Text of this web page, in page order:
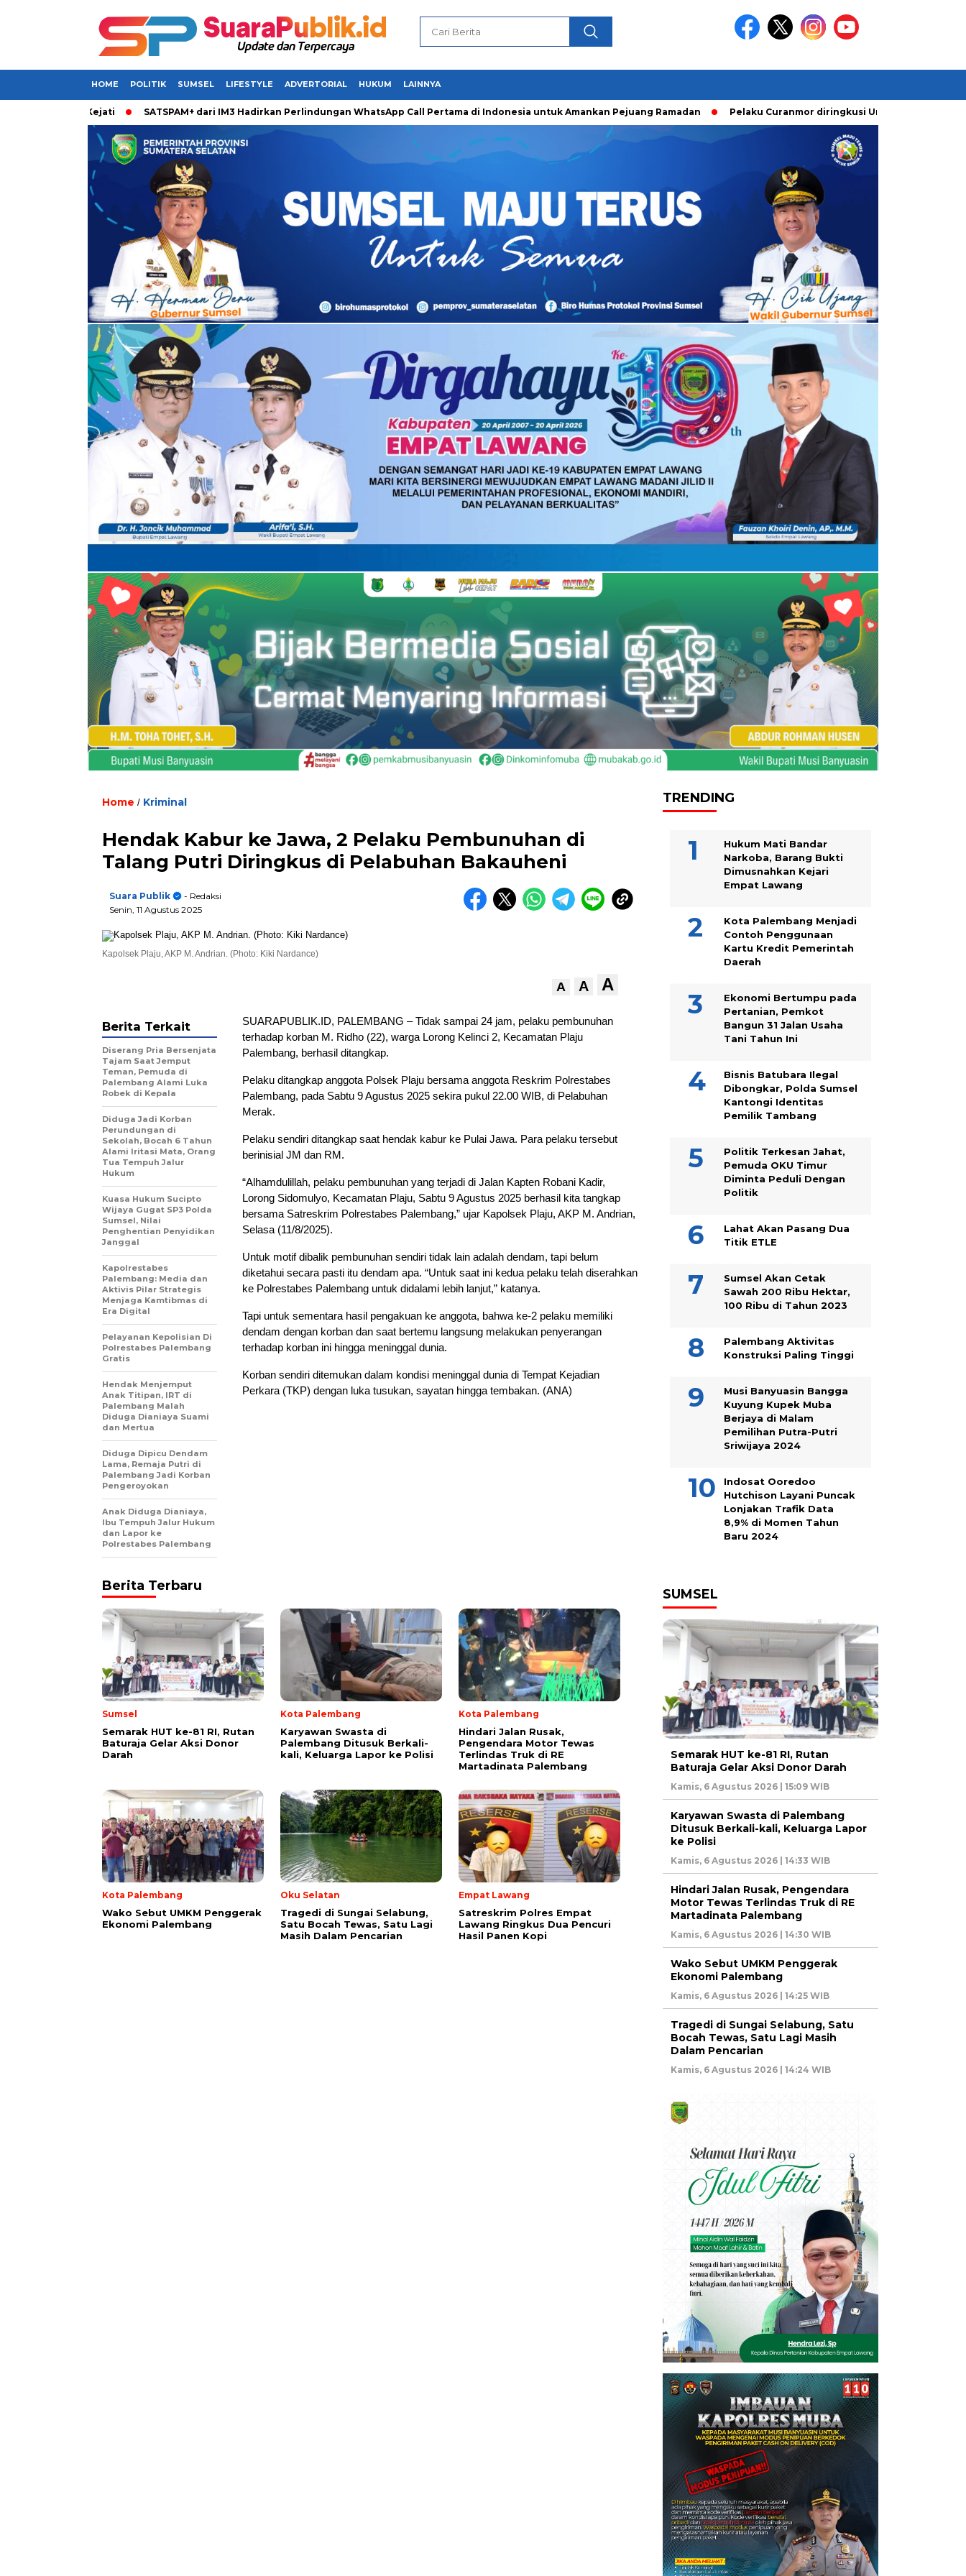
HOME POLITIK SUMSEL LIFESTYLE ADVERTORIAL HUKUM LAINNYA
SATSPAM+ dari IM3 Hadirkan Perlindungan WhatsApp Call Pertama di Indonesia untuk Amankan Pejuang Ramadan Pelaku Curanmor diringkusi Unit Ranmor Polrestabes
Home / Kriminal
Hendak Kabur ke Jawa, 2 Pelaku Pembunuhan di
Talang Putri Diringkus di Pelabuhan Bakauheni
Suara Publik
- Redaksi
Senin, 11 Agustus 2025
Kapolsek Plaju, AKP M. Andrian. (Photo: Kiki Nardance)
A A A
SUARAPUBLIK.ID, PALEMBANG – Tidak sampai 24 jam, pelaku pembunuhan
terhadap korban M. Ridho (22), warga Lorong Kelinci 2, Kecamatan Plaju
Palembang, berhasil ditangkap.
Pelaku ditangkap anggota Polsek Plaju bersama anggota Reskrim Polrestabes
Palembang, pada Sabtu 9 Agustus 2025 sekira pukul 22.00 WIB, di Pelabuhan
Merak.
Pelaku sendiri ditangkap saat hendak kabur ke Pulai Jawa. Para pelaku tersebut
berinisial JM dan RM.
“Alhamdulillah, pelaku pembunuhan yang terjadi di Jalan Kapten Robani Kadir,
Lorong Sidomulyo, Kecamatan Plaju, Sabtu 9 Agustus 2025 berhasil kita tangkap
bersama Satreskrim Polrestabes Palembang,” ujar Kapolsek Plaju, AKP M. Andrian,
Selasa (11/8/2025).
Untuk motif dibalik pembunuhan sendiri tidak lain adalah dendam, tapi belum
diketahui secara pasti itu dendam apa. “Untuk saat ini kedua pelaku telah diserahkan
ke Polrestabes Palembang untuk didalami lebih lanjut,” katanya.
Tapi untuk sementara hasil pengakuan ke anggota, bahwa ke-2 pelaku memiliki
dendam dengan korban dan saat bertemu langsung melakukan penyerangan
terhadap korban ini hingga meninggal dunia.
Korban sendiri ditemukan dalam kondisi meninggal dunia di Tempat Kejadian
Perkara (TKP) dengan luka tusukan, sayatan hingga tembakan. (ANA)
Berita Terkait
Diserang Pria Bersenjata
Tajam Saat Jemput
Teman, Pemuda di
Palembang Alami Luka
Robek di Kepala
Diduga Jadi Korban
Perundungan di
Sekolah, Bocah 6 Tahun
Alami Iritasi Mata, Orang
Tua Tempuh Jalur
Hukum
Kuasa Hukum Sucipto
Wijaya Gugat SP3 Polda
Sumsel, Nilai
Penghentian Penyidikan
Janggal
Kapolrestabes
Palembang: Media dan
Aktivis Pilar Strategis
Menjaga Kamtibmas di
Era Digital
Pelayanan Kepolisian Di
Polrestabes Palembang
Gratis
Hendak Menjemput
Anak Titipan, IRT di
Palembang Malah
Diduga Dianiaya Suami
dan Mertua
Diduga Dipicu Dendam
Lama, Remaja Putri di
Palembang Jadi Korban
Pengeroyokan
Anak Diduga Dianiaya,
Ibu Tempuh Jalur Hukum
dan Lapor ke
Polrestabes Palembang
Berita Terbaru
Sumsel
Semarak HUT ke-81 RI, Rutan
Baturaja Gelar Aksi Donor
Darah
Kota Palembang
Karyawan Swasta di
Palembang Ditusuk Berkali-
kali, Keluarga Lapor ke Polisi
Kota Palembang
Hindari Jalan Rusak,
Pengendara Motor Tewas
Terlindas Truk di RE
Martadinata Palembang
Kota Palembang
Wako Sebut UMKM Penggerak
Ekonomi Palembang
Oku Selatan
Tragedi di Sungai Selabung,
Satu Bocah Tewas, Satu Lagi
Masih Dalam Pencarian
Empat Lawang
Satreskrim Polres Empat
Lawang Ringkus Dua Pencuri
Hasil Panen Kopi
TRENDING
Hukum Mati Bandar
Narkoba, Barang Bukti
Dimusnahkan Kejari
Empat Lawang
Kota Palembang Menjadi
Contoh Penggunaan
Kartu Kredit Pemerintah
Daerah
Ekonomi Bertumpu pada
Pertanian, Pemkot
Bangun 31 Jalan Usaha
Tani Tahun Ini
Bisnis Batubara Ilegal
Dibongkar, Polda Sumsel
Kantongi Identitas
Pemilik Tambang
Politik Terkesan Jahat,
Pemuda OKU Timur
Diminta Peduli Dengan
Politik
Lahat Akan Pasang Dua
Titik ETLE
Sumsel Akan Cetak
Sawah 200 Ribu Hektar,
100 Ribu di Tahun 2023
Palembang Aktivitas
Konstruksi Paling Tinggi
Musi Banyuasin Bangga
Kuyung Kupek Muba
Berjaya di Malam
Pemilihan Putra-Putri
Sriwijaya 2024
Indosat Ooredoo
Hutchison Layani Puncak
Lonjakan Trafik Data
8,9% di Momen Tahun
Baru 2024
SUMSEL
Semarak HUT ke-81 RI, Rutan
Baturaja Gelar Aksi Donor Darah
Kamis, 6 Agustus 2026 | 15:09 WIB
Karyawan Swasta di Palembang
Ditusuk Berkali-kali, Keluarga Lapor
ke Polisi
Kamis, 6 Agustus 2026 | 14:33 WIB
Hindari Jalan Rusak, Pengendara
Motor Tewas Terlindas Truk di RE
Martadinata Palembang
Kamis, 6 Agustus 2026 | 14:30 WIB
Wako Sebut UMKM Penggerak
Ekonomi Palembang
Kamis, 6 Agustus 2026 | 14:25 WIB
Tragedi di Sungai Selabung, Satu
Bocah Tewas, Satu Lagi Masih
Dalam Pencarian
Kamis, 6 Agustus 2026 | 14:24 WIB